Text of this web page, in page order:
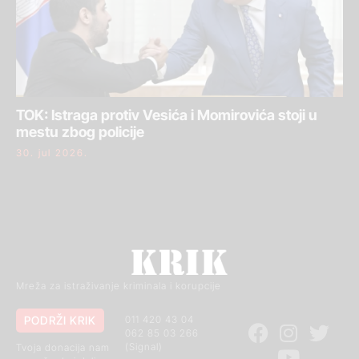
TOK: Istraga protiv Vesića i Momirovića stoji u
mestu zbog policije
30. jul 2026.
Mreža za istraživanje kriminala i korupcije
011 420 43 04
PODRŽI KRIK